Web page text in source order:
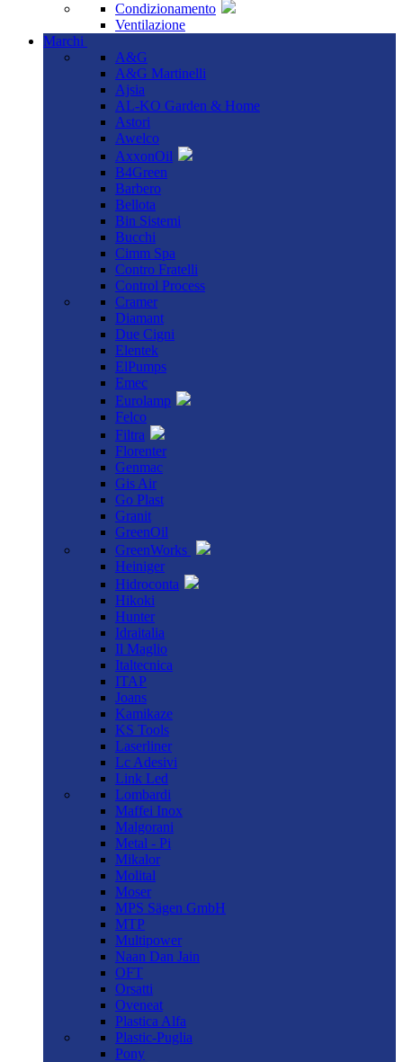
Condizionamento
Ventilazione
Marchi
A&G
A&G Martinelli
Ajsia
AL-KO Garden & Home
Astori
Awelco
AxxonOil
B4Green
Barbero
Bellota
Bin Sistemi
Bucchi
Cimm Spa
Contro Fratelli
Control Process
Cramer
Diamant
Due Cigni
Elentek
ElPumps
Emec
Eurolamp
Felco
Filtra
Florenter
Genmac
Gis Air
Go Plast
Granit
GreenOil
GreenWorks
Heiniger
Hidroconta
Hikoki
Hunter
Idraitalia
Il Maglio
Italtecnica
ITAP
Joans
Kamikaze
KS Tools
Laserliner
Lc Adesivi
Link Led
Lombardi
Maffei Inox
Malgorani
Metal - Pi
Mikalor
Molital
Moser
MPS Sägen GmbH
MTP
Multipower
Naan Dan Jain
OFT
Orsatti
Oveneat
Plastica Alfa
Plastic-Puglia
Pony